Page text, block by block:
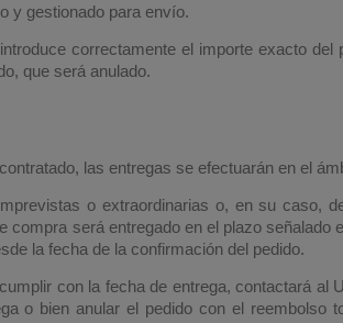
y gestionado para envío.
correctamente el importe exacto
que será anulado.
las entregas se efectuarán en el
o extraordinarias o, en su caso,
será entregado en el plazo
la fecha de la confirmación del pedido.
con la fecha de entrega, contactará
o bien anular el pedido con el